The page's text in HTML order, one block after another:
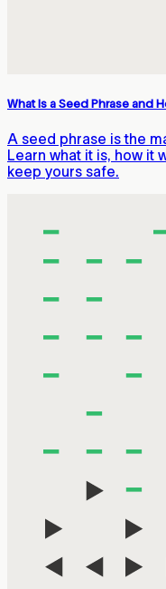
What Is a Seed Phrase and
A seed phrase is the
Learn what it is, how it
keep yours safe.